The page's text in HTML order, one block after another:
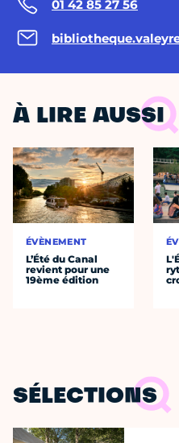
01 42 85 27 56
À LIRE AUSSI
ÉVÈNEMENT
L’Été du Canal
revient pour une
19ème édition
SÉLECTIONS